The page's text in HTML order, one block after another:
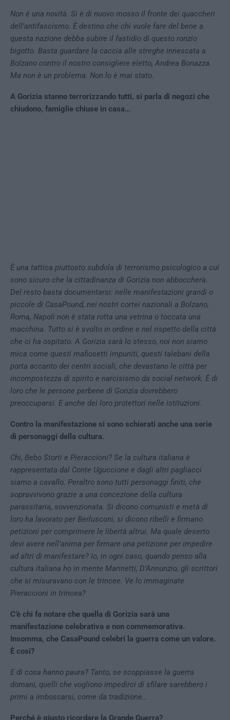
Non è una novità. Si è di nuovo mosso il fronte dei quaccheri
dell’antifascismo. È destino che chi vuole fare del bene a
questa nazione debba subire il fastidio di questo ronzio
bigotto. Basta guardare la caccia alle streghe innescata a
Bolzano contro il nostro consigliere eletto, Andrea Bonazza.
Ma non è un problema. Non lo è mai stato.
A Gorizia stanno terrorizzando tutti, si parla di negozi che
chiudono, famiglie chiuse in casa…
È una tattica piuttosto subdola di terrorismo psicologico a cui
sono sicuro che la cittadinanza di Gorizia non abboccherà.
Del resto basta documentarsi: nelle manifestazioni grandi o
piccole di CasaPound, nei nostri cortei nazionali a Bolzano,
Roma, Napoli non è stata rotta una vetrina o toccata una
macchina. Tutto si è svolto in ordine e nel rispetto della città
che ci ha ospitato. A Gorizia sarà lo stesso, noi non siamo
mica come questi mafiosetti impuniti, questi talebani della
porta accanto dei centri sociali, che devastano le città per
incompostezza di spirito e narcisismo da social network. È di
loro che le persone perbene di Gorizia dovrebbero
preoccuparsi. E anche dei loro protettori nelle istituzioni.
Contro la manifestazione si sono schierati anche una serie
di personaggi della cultura.
Chi, Bebo Storti e Pieraccioni? Se la cultura italiana è
rappresentata dal Conte Uguccione e dagli altri pagliacci
siamo a cavallo. Peraltro sono tutti personaggi finiti, che
sopravvivono grazie a una concezione della cultura
parassitaria, sovvenzionata. Si dicono comunisti e metà di
loro ha lavorato per Berlusconi, si dicono ribelli e firmano
petizioni per comprimere le libertà altrui. Ma quale deserto
devi avere nell’anima per firmare una petizione per impedire
ad altri di manifestare? Io, in ogni caso, quando penso alla
cultura italiana ho in mente Marinetti, D’Annunzio, gli scrittori
che si misuravano con le trincee. Ve lo immaginate
Pieraccioni in trincea?
C’è chi fa notare che quella di Gorizia sarà una
manifestazione celebrativa e non commemorativa.
Insomma, che CasaPound celebri la guerra come un valore.
È così?
E di cosa hanno paura? Tanto, se scoppiasse la guerra
domani, quelli che vogliono impedirci di sfilare sarebbero i
primi a imboscarsi, come da tradizione…